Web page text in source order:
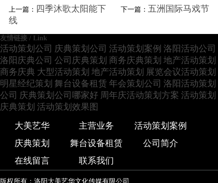
上一篇： 四季沐歌太阳能下
线
下一篇：五洲国际马戏节
友情链接 / Link
活动策划公司 庆典策划公司 活动策划案例 洛阳活动公司
洛阳庆典公司 公司庆典策划 商务庆典策划 地产活动策划
商务庆典 大型活动策划 地产活动策划 展览会议活动策划
明星经纪策划 舞台设备租赁 年会策划公司 洛阳活动策划
公司 庆典策划公司哪家好 周年庆活动策划方案 活动策划
庆典策划 活动策划效果图
大美艺华
主营业务
活动策划案例
庆典策划
舞台设备租赁
公司简介
在线留言
联系我们
版权所有：洛阳大美艺华文化传媒有限公司